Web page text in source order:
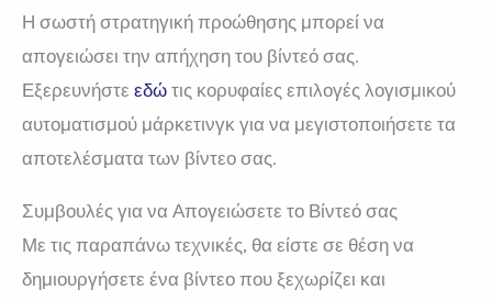
Η σωστή στρατηγική προώθησης μπορεί να
απογειώσει την απήχηση του βίντεό σας.
Εξερευνήστε εδώ τις κορυφαίες επιλογές λογισμικού
αυτοματισμού μάρκετινγκ για να μεγιστοποιήσετε τα
αποτελέσματα των βίντεο σας.
Συμβουλές για να Απογειώσετε το Βίντεό σας
Με τις παραπάνω τεχνικές, θα είστε σε θέση να
δημιουργήσετε ένα βίντεο που ξεχωρίζει και